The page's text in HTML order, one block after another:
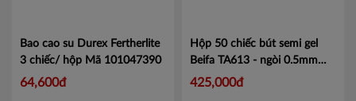
Bao cao su Durex Fertherlite
3 chiếc/ hộp Mã 101047390
64,600đ
Hộp 50 chiếc bút semi gel
Beifa TA613 - ngòi 0.5mm
Mã TA613
425,000đ